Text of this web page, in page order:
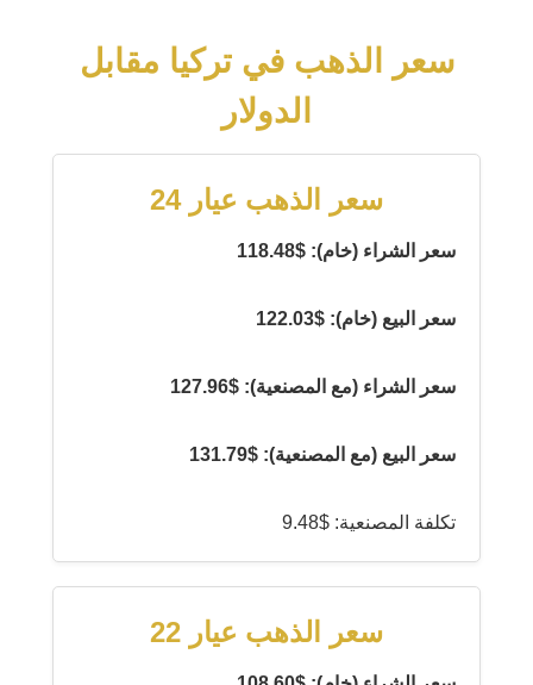
سعر الذهب في تركيا مقابل
الدولار
سعر الذهب عيار 24
سعر الشراء (خام): $118.48
سعر البيع (خام): $122.03
سعر الشراء (مع المصنعية): $127.96
سعر البيع (مع المصنعية): $131.79
تكلفة المصنعية: $9.48
سعر الذهب عيار 22